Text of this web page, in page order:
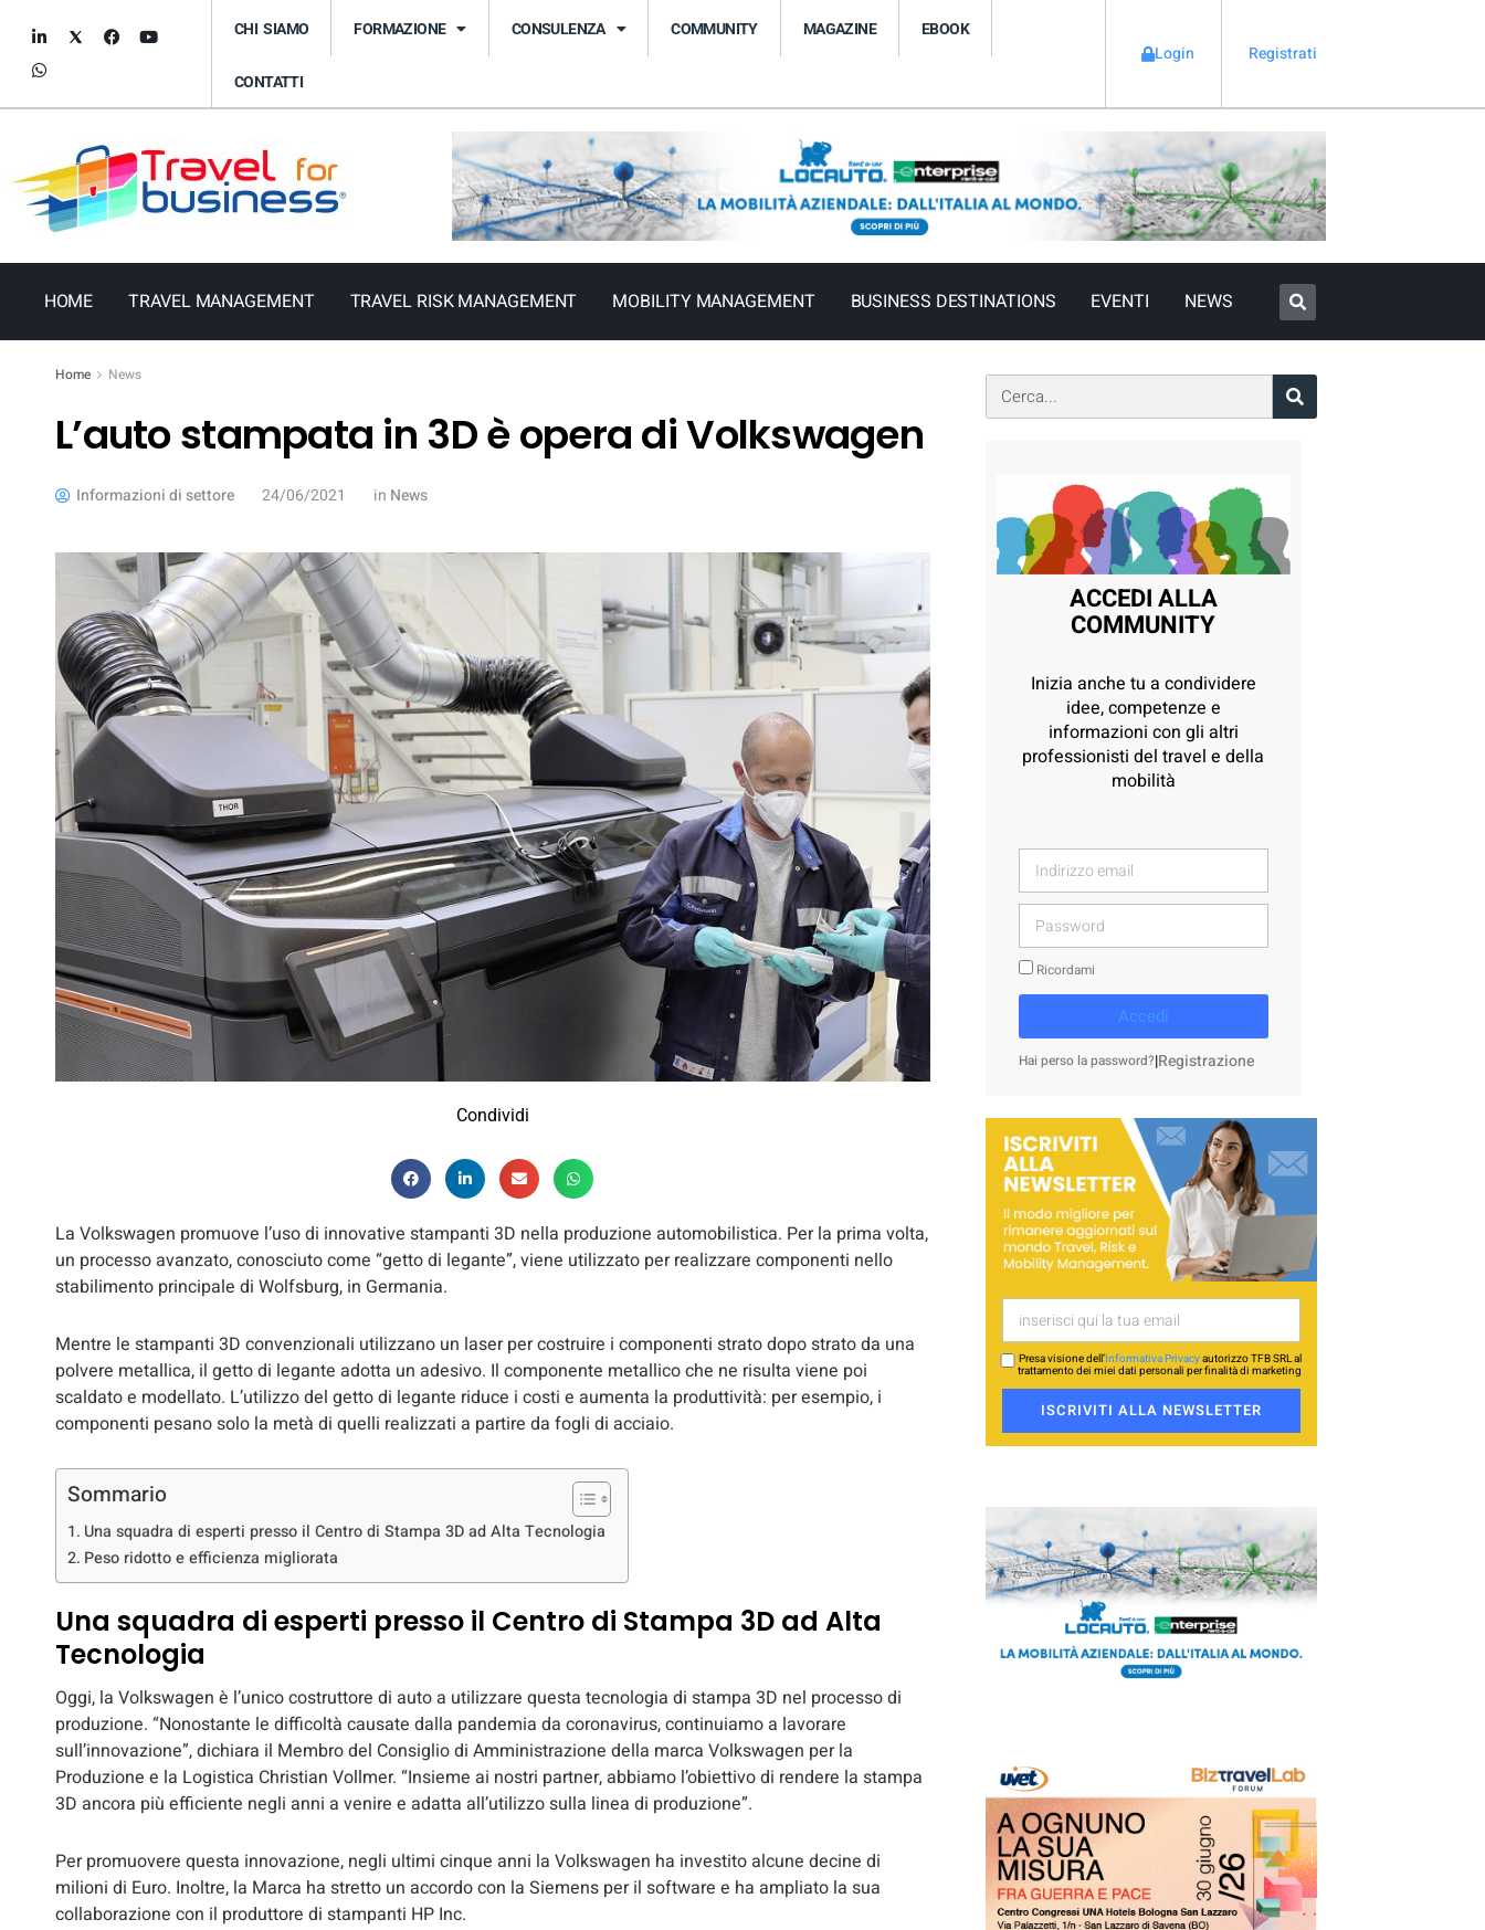
CHI SIAMO FORMAZIONE CONSULENZA COMMUNITY MAGAZINE EBOOK
CONTATTI
Login Registrati
HOME TRAVEL MANAGEMENT TRAVEL RISK MANAGEMENT MOBILITY MANAGEMENT BUSINESS DESTINATIONS EVENTI NEWS
Home News
L’auto stampata in 3D è opera di Volkswagen
Informazioni di settore 24/06/2021 in News
Condividi
La Volkswagen promuove l’uso di innovative stampanti 3D nella produzione automobilistica. Per la prima volta,
un processo avanzato, conosciuto come “getto di legante”, viene utilizzato per realizzare componenti nello
stabilimento principale di Wolfsburg, in Germania.
Mentre le stampanti 3D convenzionali utilizzano un laser per costruire i componenti strato dopo strato da una
polvere metallica, il getto di legante adotta un adesivo. Il componente metallico che ne risulta viene poi
scaldato e modellato. L’utilizzo del getto di legante riduce i costi e aumenta la produttività: per esempio, i
componenti pesano solo la metà di quelli realizzati a partire da fogli di acciaio.
Sommario
Una squadra di esperti presso il Centro di Stampa 3D ad Alta Tecnologia
Peso ridotto e efficienza migliorata
Una squadra di esperti presso il Centro di Stampa 3D ad Alta
Tecnologia
Oggi, la Volkswagen è l’unico costruttore di auto a utilizzare questa tecnologia di stampa 3D nel processo di
produzione. “Nonostante le difficoltà causate dalla pandemia da coronavirus, continuiamo a lavorare
sull’innovazione”, dichiara il Membro del Consiglio di Amministrazione della marca Volkswagen per la
Produzione e la Logistica Christian Vollmer. “Insieme ai nostri partner, abbiamo l’obiettivo di rendere la stampa
3D ancora più efficiente negli anni a venire e adatta all’utilizzo sulla linea di produzione”.
Per promuovere questa innovazione, negli ultimi cinque anni la Volkswagen ha investito alcune decine di
milioni di Euro. Inoltre, la Marca ha stretto un accordo con la Siemens per il software e ha ampliato la sua
collaborazione con il produttore di stampanti HP Inc.
ACCEDI ALLA
COMMUNITY
Inizia anche tu a condividere
idee, competenze e
informazioni con gli altri
professionisti del travel e della
mobilità
Ricordami
Accedi
Hai perso la password?|Registrazione
Presa visione dell’Informativa Privacyautorizzo TFB SRL al
trattamento dei miei dati personali per finalità di marketing
ISCRIVITI ALLA NEWSLETTER